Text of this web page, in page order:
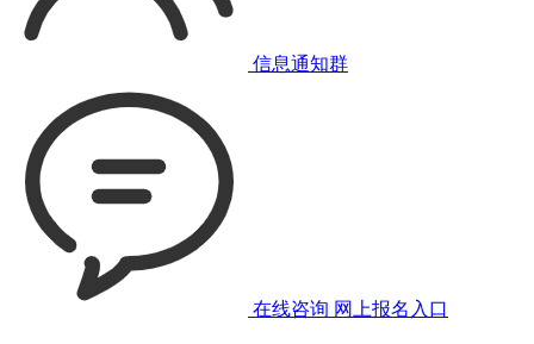
信息通知群
在线咨询 网上报名入口